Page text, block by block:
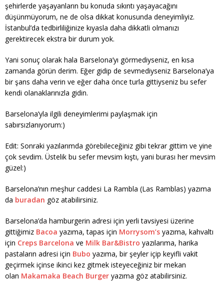
şehirlerde yaşayanların bu konuda sıkıntı yaşayacağını
düşünmüyorum, ne de olsa dikkat konusunda deneyimliyiz.
İstanbul’da tedbirliliğinize kıyasla daha dikkatli olmanızı
gerektirecek ekstra bir durum yok.
Yani sonuç olarak hala Barselona’yı görmediyseniz, en kısa
zamanda görün derim. Eğer gidip de sevmediyseniz Barselona’ya
bir şans daha verin ve eğer daha önce turla gittiyseniz bu sefer
kendi olanaklarınızla gidin.
Barselona’yla ilgili deneyimlerimi paylaşmak için
sabırsızlanıyorum:)
Edit: Sonraki yazılarımda görebileceğiniz gibi tekrar gittim ve yine
çok sevdim. Üstelik bu sefer mevsim kıştı, yani burası her mevsim
güzel:)
Barselona’nın meşhur caddesi La Rambla (Las Ramblas) yazıma
da buradan göz atabilirsiniz.
Barselona’da hamburgerin adresi için yerli tavsiyesi üzerine
gittiğimiz Bacoa yazıma, tapas için Morrysom’s yazıma, kahvaltı
için Creps Barcelona ve Milk Bar&Bistro yazılarıma, harika
pastaların adresi için Bubo yazıma, bir şeyler içip keyifli vakit
geçirmek içinse ikinci kez gitmek isteyeceğiniz bir mekan
olan Makamaka Beach Burger yazıma göz atabilirsiniz.